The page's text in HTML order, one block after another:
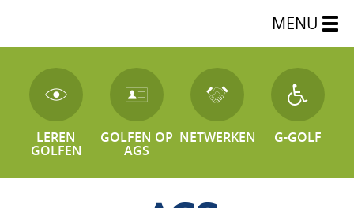
MENU
LEREN
GOLFEN
GOLFEN OP
AGS
NETWERKEN G-GOLF